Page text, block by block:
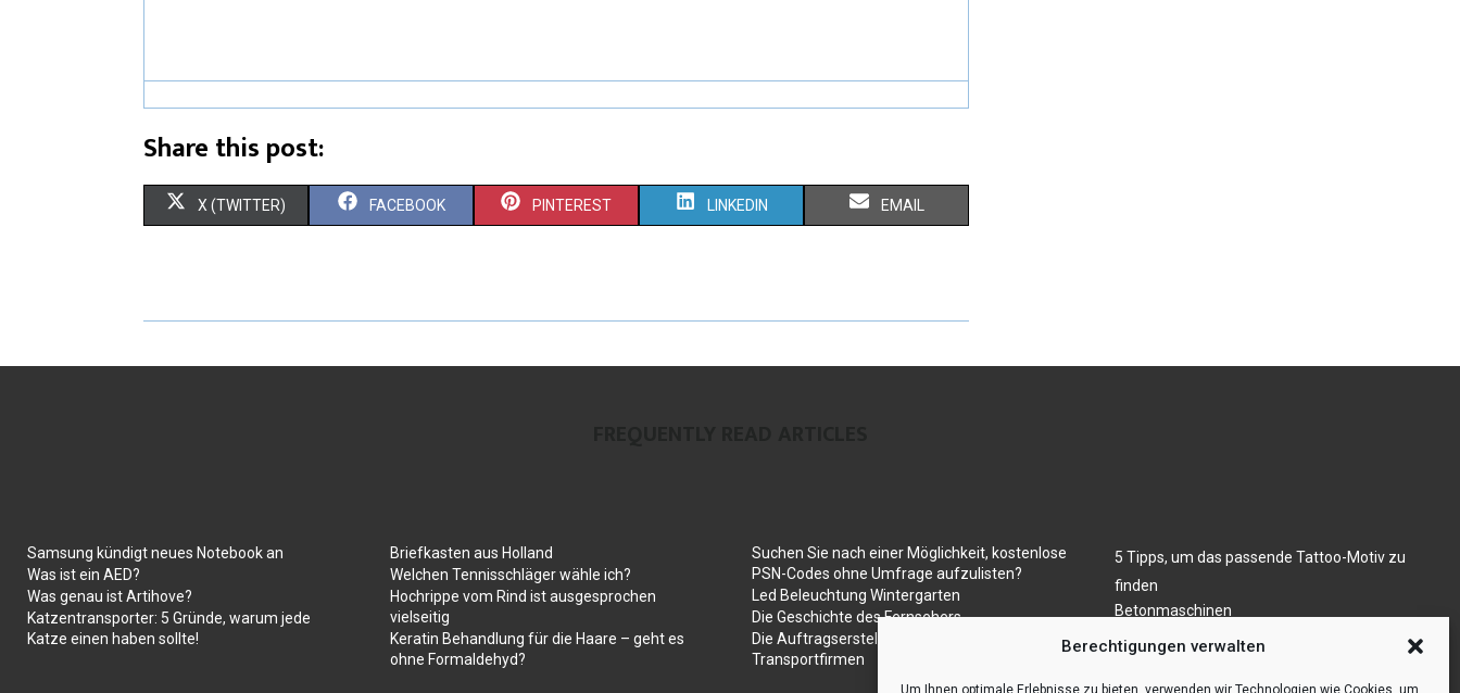
Berechtigungen verwalten
Um Ihnen optimale Erlebnisse zu bieten, verwenden wir Technologien wie Cookies, um
Share this post:
X (TWITTER) FACEBOOK PINTEREST LINKEDIN EMAIL
Samsung kündigt neues Notebook an
Was ist ein AED?
Was genau ist Artihove?
Katzentransporter: 5 Gründe, warum jede
Katze einen haben sollte!
Briefkasten aus Holland
Welchen Tennisschläger wähle ich?
Hochrippe vom Rind ist ausgesprochen
vielseitig
Keratin Behandlung für die Haare – geht es
ohne Formaldehyd?
Suchen Sie nach einer Möglichkeit, kostenlose
PSN-Codes ohne Umfrage aufzulisten?
Led Beleuchtung Wintergarten
Die Geschichte des Fernsehers
Die Auftragserstellung für Umzugs- und/oder
Transportfirmen
5 Tipps, um das passende Tattoo-Motiv zu
finden
Betonmaschinen
Die Automatisierung der Sackentleerung